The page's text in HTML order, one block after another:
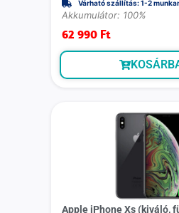
Várható szállítás: 1-2
Akkumulátor: 100%
62 990 Ft
Apple iPhone Xs (kiváló,